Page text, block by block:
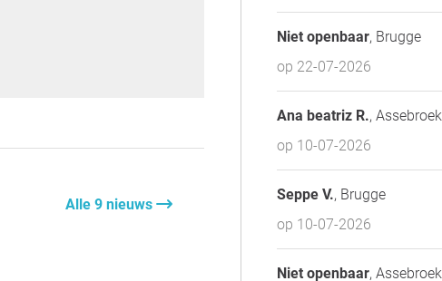
Alle 9 nieuws
Niet openbaar, Brugge
op 22-07-2026
Ana beatriz R., Assebroek
op 10-07-2026
Seppe V., Brugge
op 10-07-2026
Niet openbaar, Assebroek